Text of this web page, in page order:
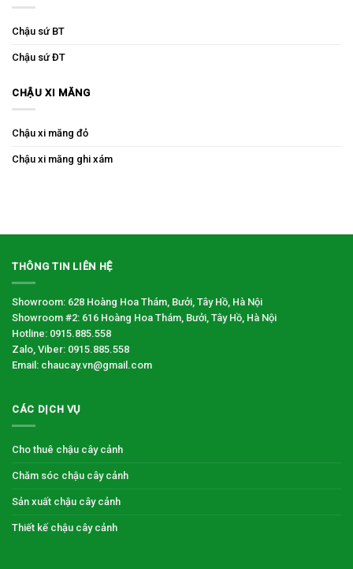
Chậu sứ BT
Chậu sứ ĐT
CHẬU XI MĂNG
Chậu xi măng đỏ
Chậu xi măng ghi xám
THÔNG TIN LIÊN HỆ
Showroom: 628 Hoàng Hoa Thám, Bưởi, Tây Hồ, Hà Nội
Showroom #2: 616 Hoàng Hoa Thám, Bưởi, Tây Hồ, Hà Nội
Hotline: 0915.885.558
Zalo, Viber: 0915.885.558
Email: chaucay.vn@gmail.com
CÁC DỊCH VỤ
Cho thuê chậu cây cảnh
Chăm sóc chậu cây cảnh
Sản xuất chậu cây cảnh
Thiết kế chậu cây cảnh